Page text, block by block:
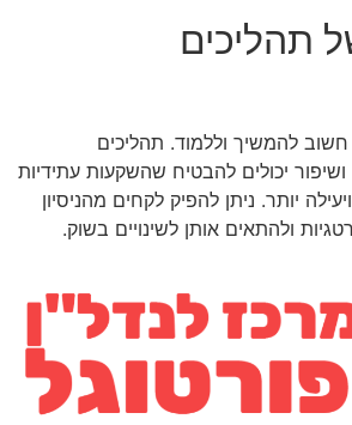
תהליכים
להמשיך וללמוד. תהליכים
יכולים להבטיח שהשקעות עתידיות
יותר. ניתן להפיק לקחים מהניסיון
ולהתאים אותן לשינויים בשוק.